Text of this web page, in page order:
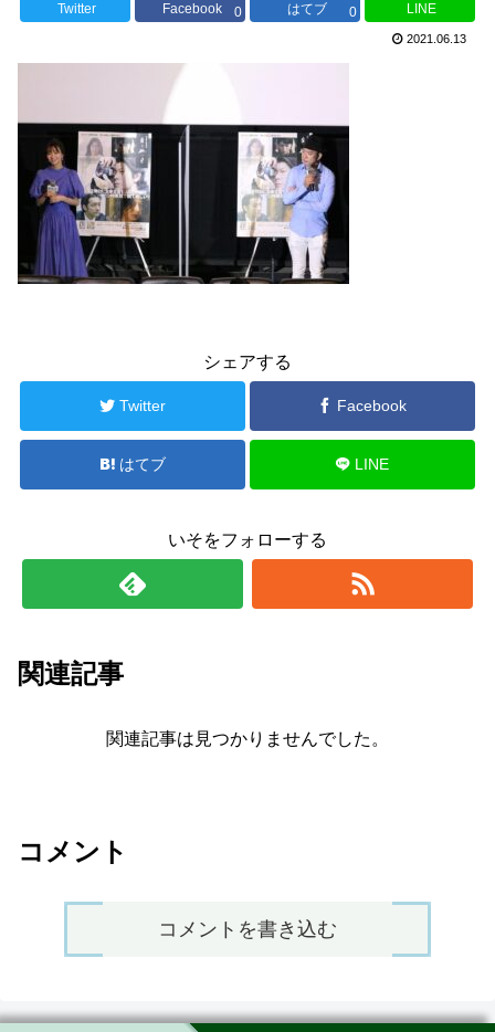
Twitter Facebook 0 はてブ 0 LINE
2021.06.13
シェアする
Twitter Facebook
はてブ LINE
いそをフォローする
関連記事
関連記事は見つかりませんでした。
コメント
コメントを書き込む